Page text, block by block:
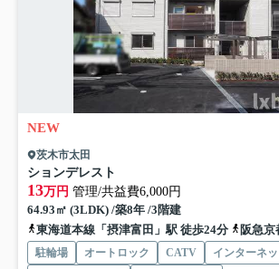
NEW
茨木市太田
ションデレスト
13万円 管理/共益費6,000円
64.93㎡ (3LDK) /築8年 /3階建
東海道本線「摂津富田」駅 徒歩24分
阪急京都
駐輪場 オートロック CATV
インターネ